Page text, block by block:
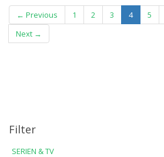
← Previous 1 2 3 4(current)
5
Next →
Filter
SERIEN & TV